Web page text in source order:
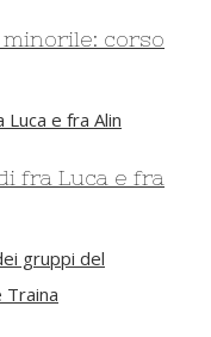
corso
fra Luca e fra